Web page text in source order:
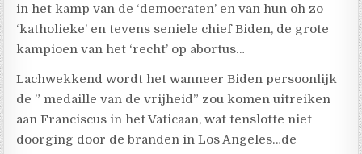
in het kamp van de ‘democraten’ en van hun oh zo
‘katholieke’ en tevens seniele chief Biden, de grote
kampioen van het ‘recht’ op abortus…
Lachwekkend wordt het wanneer Biden persoonlijk
de ” medaille van de vrijheid” zou komen uitreiken
aan Franciscus in het Vaticaan, wat tenslotte niet
doorging door de branden in Los Angeles…de